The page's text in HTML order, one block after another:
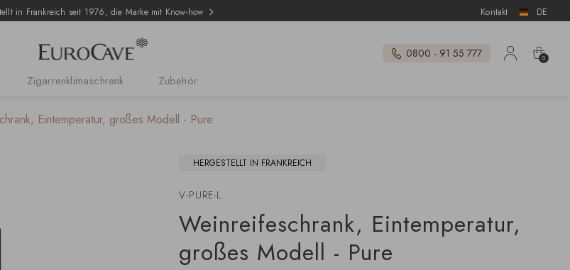
in Frankreich seit 1976, die Marke mit Know-how Kontakt DE
Zigarrenklimaschrank Zubehör
0800 - 91 55 777 0
Eintemperatur, großes Modell - Pure
HERGESTELLT IN FRANKREICH
V-PURE-L
Weinreifeschrank, Eintemperatur,
großes Modell - Pure